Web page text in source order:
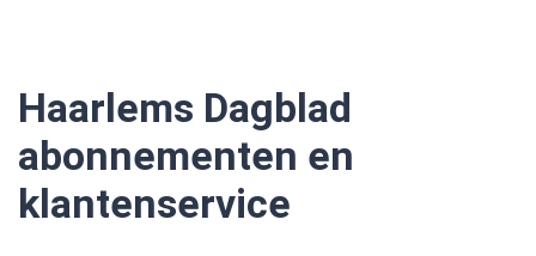
Haarlems Dagblad
abonnementen en
klantenservice